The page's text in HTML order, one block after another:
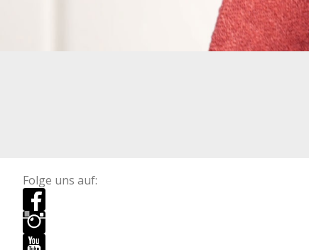
Folge uns auf: